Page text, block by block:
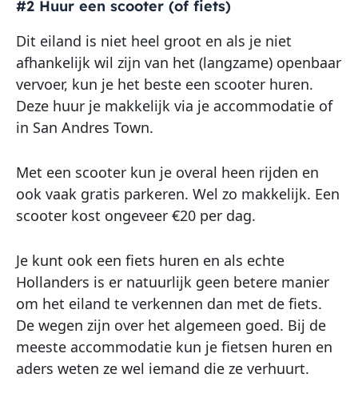
#2 Huur een scooter (of fiets)
Dit eiland is niet heel groot en als je niet
afhankelijk wil zijn van het (langzame) openbaar
vervoer, kun je het beste een scooter huren.
Deze huur je makkelijk via je accommodatie of
in San Andres Town.
Met een scooter kun je overal heen rijden en
ook vaak gratis parkeren. Wel zo makkelijk. Een
scooter kost ongeveer €20 per dag.
Je kunt ook een fiets huren en als echte
Hollanders is er natuurlijk geen betere manier
om het eiland te verkennen dan met de fiets.
De wegen zijn over het algemeen goed. Bij de
meeste accommodatie kun je fietsen huren en
aders weten ze wel iemand die ze verhuurt.